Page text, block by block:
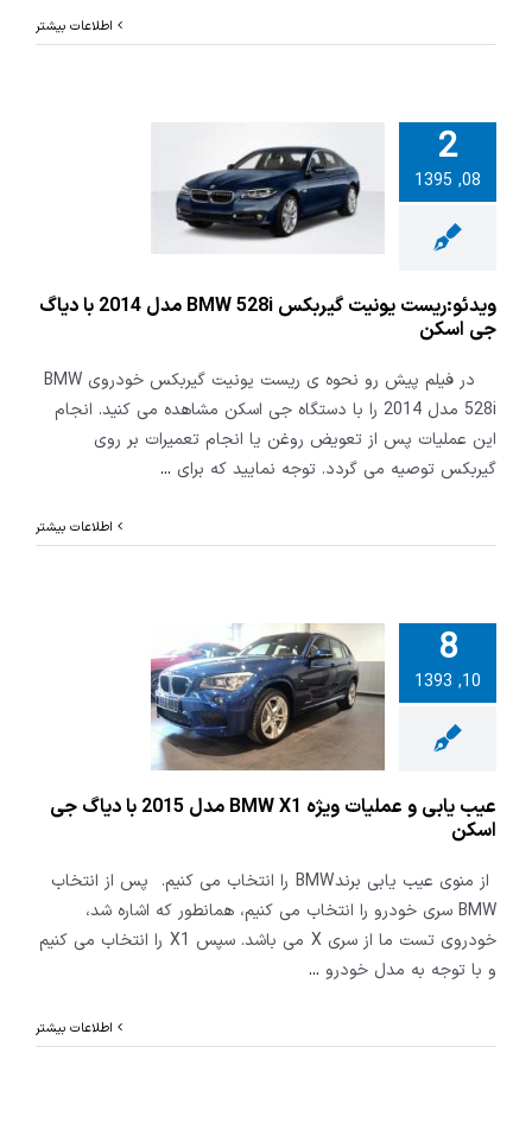
اطلاعات بیشتر
2
08, 1395
یونیت
گیربکس BMW 528i
مدل 2014 با دیاگ
ویدئو:ریست یونیت گیربکس BMW 528i مدل 2014 با دیاگ
جی اسکن
در فیلم پیش رو نحوه ی ریست یونیت گیربکس خودروی BMW
528i مدل 2014 را با دستگاه جی اسکن مشاهده می کنید. انجام
این عملیات پس از تعویض روغن یا انجام تعمیرات بر روی
گیربکس توصیه می گردد. توجه نمایید که برای ...
اطلاعات بیشتر
8
10, 1393
و عملیات
ویژه BMW X1 مدل
2015 با دیاگ جی
عیب یابی و عملیات ویژه BMW X1 مدل 2015 با دیاگ جی
اسکن
از منوی عیب یابی برند BMW را انتخاب می کنیم. پس از انتخاب
BMW سری خودرو را انتخاب می کنیم، همانطور که اشاره شد،
خودروی تست ما از سری X می باشد. سپس X1 را انتخاب می کنیم
و با توجه به مدل خودرو ...
اطلاعات بیشتر